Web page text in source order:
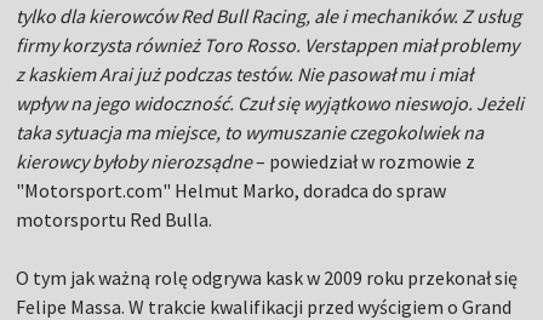
tylko dla kierowców Red Bull Racing, ale i mechaników. Z usług
firmy korzysta również Toro Rosso. Verstappen miał problemy
z kaskiem Arai już podczas testów. Nie pasował mu i miał
wpływ na jego widoczność. Czuł się wyjątkowo nieswojo. Jeżeli
taka sytuacja ma miejsce, to wymuszanie czegokolwiek na
kierowcy byłoby nierozsądne– powiedział w rozmowie z
"Motorsport.com" Helmut Marko, doradca do spraw
motorsportu Red Bulla.
O tym jak ważną rolę odgrywa kask w 2009 roku przekonał się
Felipe Massa. W trakcie kwalifikacji przed wyścigiem o Grand